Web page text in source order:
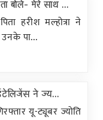
बोले- मेरे साथ ...
हरीश मल्होत्रा ने
पा...
ने ज्य...
यू-ट्यूबर ज्योति